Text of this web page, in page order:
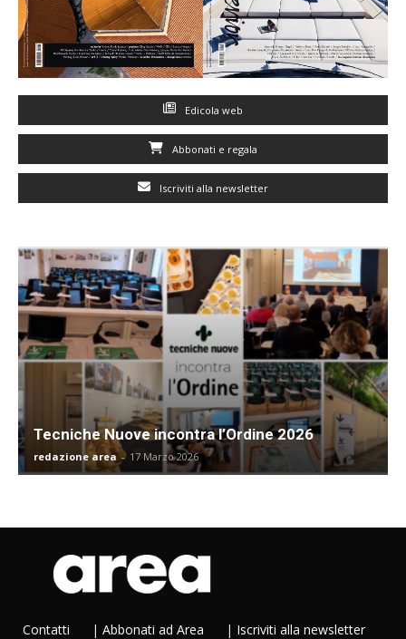
Edicola web
Abbonati e regala
Iscriviti alla newsletter
Tecniche Nuove incontra l’Ordine 2026
redazione area - 17 Marzo 2026
Contatti | Abbonati ad Area | Iscriviti alla newsletter